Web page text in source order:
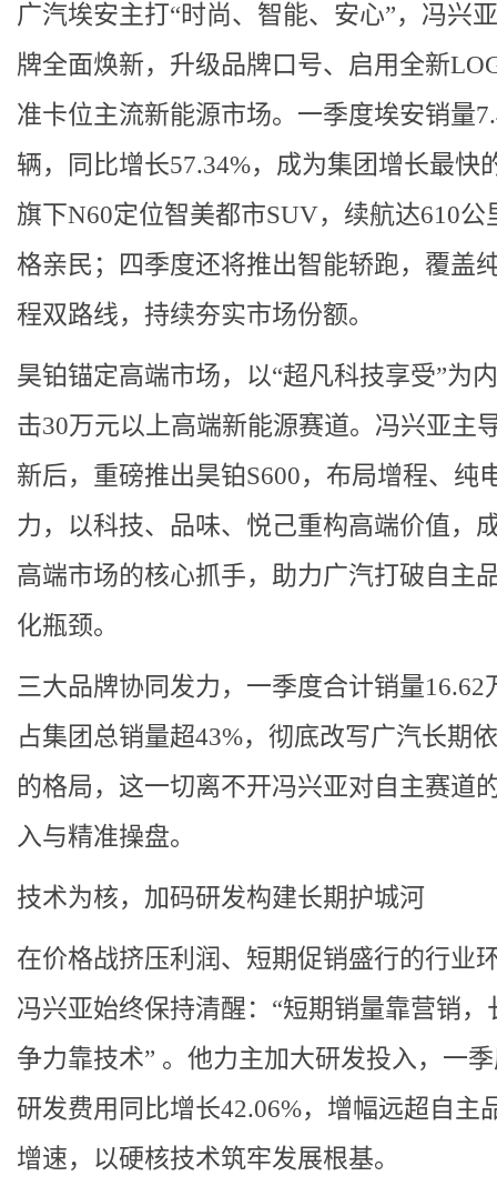
广汽埃安主打“时尚、智能、安心”，冯兴
牌全面焕新，升级品牌口号、启用全新
准卡位主流新能源市场。一季度埃安销量
辆，同比增长57.34%，成为集团增长最快
旗下N60定位智美都市SUV，续航达610公
格亲民；四季度还将推出智能轿跑，覆盖
程双路线，持续夯实市场份额。
昊铂锚定高端市场，以“超凡科技享受”为
击30万元以上高端新能源赛道。冯兴亚主
新后，重磅推出昊铂S600，布局增程、纯
力，以科技、品味、悦己重构高端价值，
高端市场的核心抓手，助力广汽打破自主
化瓶颈。
三大品牌协同发力，一季度合计销量16.62
占集团总销量超43%，彻底改写广汽长期
的格局，这一切离不开冯兴亚对自主赛道
入与精准操盘。
技术为核，加码研发构建长期护城河
在价格战挤压利润、短期促销盛行的行业
冯兴亚始终保持清醒：“短期销量靠营销，
争力靠技术” 。他力主加大研发投入，一
研发费用同比增长42.06%，增幅远超自主
增速，以硬核技术筑牢发展根基。